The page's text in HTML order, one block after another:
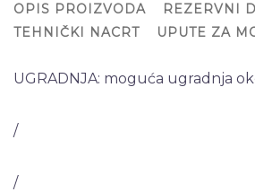
OPIS PROIZVODA
REZERVNI
TEHNIČKI NACRT
UPUTE ZA
UGRADNJA: moguća ugradnja
/
/